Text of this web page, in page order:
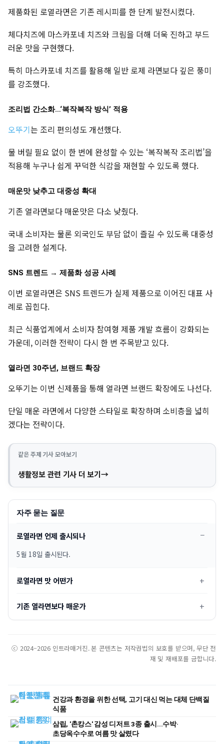
제품화된 로열라면은 기존 레시피를 한 단계 발전시켰다.
체다치즈에 마스카포네 치즈와 크림을 더해 더욱 진하고 부드
러운 맛을 구현했다.
특히 마스카포네 치즈를 활용해 일반 로제 라면보다 깊은 풍미
를 강조했다.
조리법 간소화…‘복작복작 방식’ 적용
오뚜기는 조리 편의성도 개선했다.
물 버릴 필요 없이 한 번에 완성할 수 있는 ‘복작복작 조리법’을
적용해 누구나 쉽게 꾸덕한 식감을 재현할 수 있도록 했다.
매운맛 낮추고 대중성 확대
기존 열라면보다 매운맛은 다소 낮췄다.
국내 소비자는 물론 외국인도 부담 없이 즐길 수 있도록 대중성
을 고려한 설계다.
SNS 트렌드 → 제품화 성공 사례
이번 로열라면은 SNS 트렌드가 실제 제품으로 이어진 대표 사
례로 꼽힌다.
최근 식품업계에서 소비자 참여형 제품 개발 흐름이 강화되는
가운데, 이러한 전략이 다시 한 번 주목받고 있다.
열라면 30주년, 브랜드 확장
오뚜기는 이번 신제품을 통해 열라면 브랜드 확장에도 나선다.
단일 매운 라면에서 다양한 스타일로 확장하며 소비층을 넓히
겠다는 전략이다.
같은 주제 기사 모아보기
생활정보 관련 기사 더 보기
자주 묻는 질문
로열라면 언제 출시되나
5월 18일 출시된다.
로열라면 맛 어떤가
기존 열라면보다 매운가
ⓒ 2024–2026 인트라매거진. 본 콘텐츠는 저작권법의 보호를 받으며, 무단 전
재 및 재배포를 금합니다.
건강과 환경을 위한 선택, 고기 대신 먹는 대체 단백질
식품
삼립, '촌캉스' 감성 디저트 3종 출시...수박·
초당옥수수로 여름 맛 살렸다